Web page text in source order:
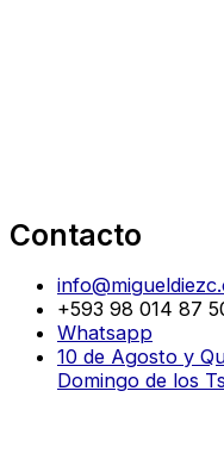
Contacto
+593 98 014 87
Whatsapp
10 de Agosto y
Domingo de los